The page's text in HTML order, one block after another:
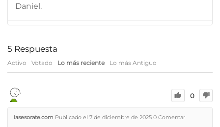
Daniel.
5 Respuesta
Activo Votado Lo más reciente Lo más Antiguo
0
iasesorate.com Publicado el 7 de diciembre de 2025 0 Comentar